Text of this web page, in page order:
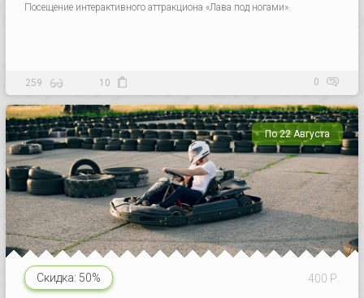
Посещение интерактивного аттракциона «Лава под ногами».
259 10 0
По 22 Августа
Скидка: 50% 400 Р.